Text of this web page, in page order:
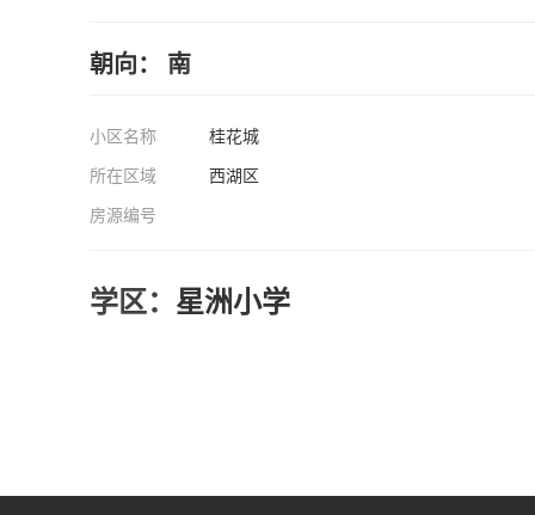
朝向： 南
小区名称
桂花城
所在区域
西湖区
房源编号
学区： 星洲小学